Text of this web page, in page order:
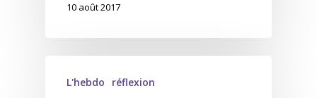
10 août 2017
L'hebdo réflexion